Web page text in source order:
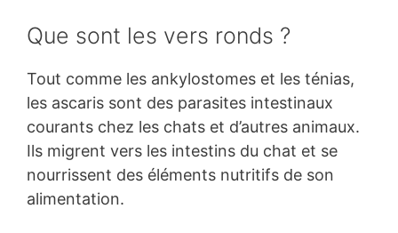
Que sont les vers ronds ?
Tout comme les ankylostomes et les ténias,
les ascaris sont des parasites intestinaux
courants chez les chats et d’autres animaux.
Ils migrent vers les intestins du chat et se
nourrissent des éléments nutritifs de son
alimentation.